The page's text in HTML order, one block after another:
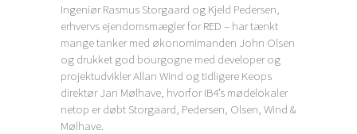
Ingeniør Rasmus Storgaard og Kjeld Pedersen,
erhvervs ejendomsmægler for RED – har tænkt
mange tanker med økonomimanden John Olsen
og drukket god bourgogne med developer og
projektudvikler Allan Wind og tidligere Keops
direktør Jan Mølhave, hvorfor IB4’s mødelokaler
netop er døbt Storgaard, Pedersen, Olsen, Wind &
Mølhave.